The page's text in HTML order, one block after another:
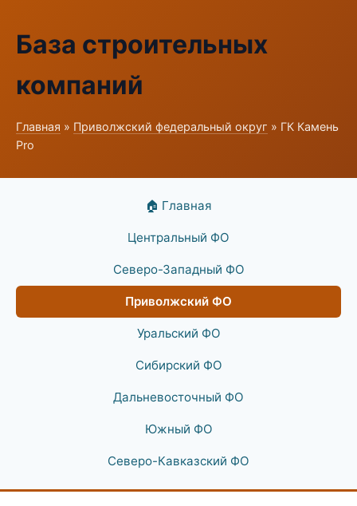
База строительных
компаний
Главная » Приволжский федеральный округ » ГК Камень
Pro
🏠 Главная
Центральный ФО
Северо-Западный ФО
Приволжский ФО
Уральский ФО
Сибирский ФО
Дальневосточный ФО
Южный ФО
Северо-Кавказский ФО